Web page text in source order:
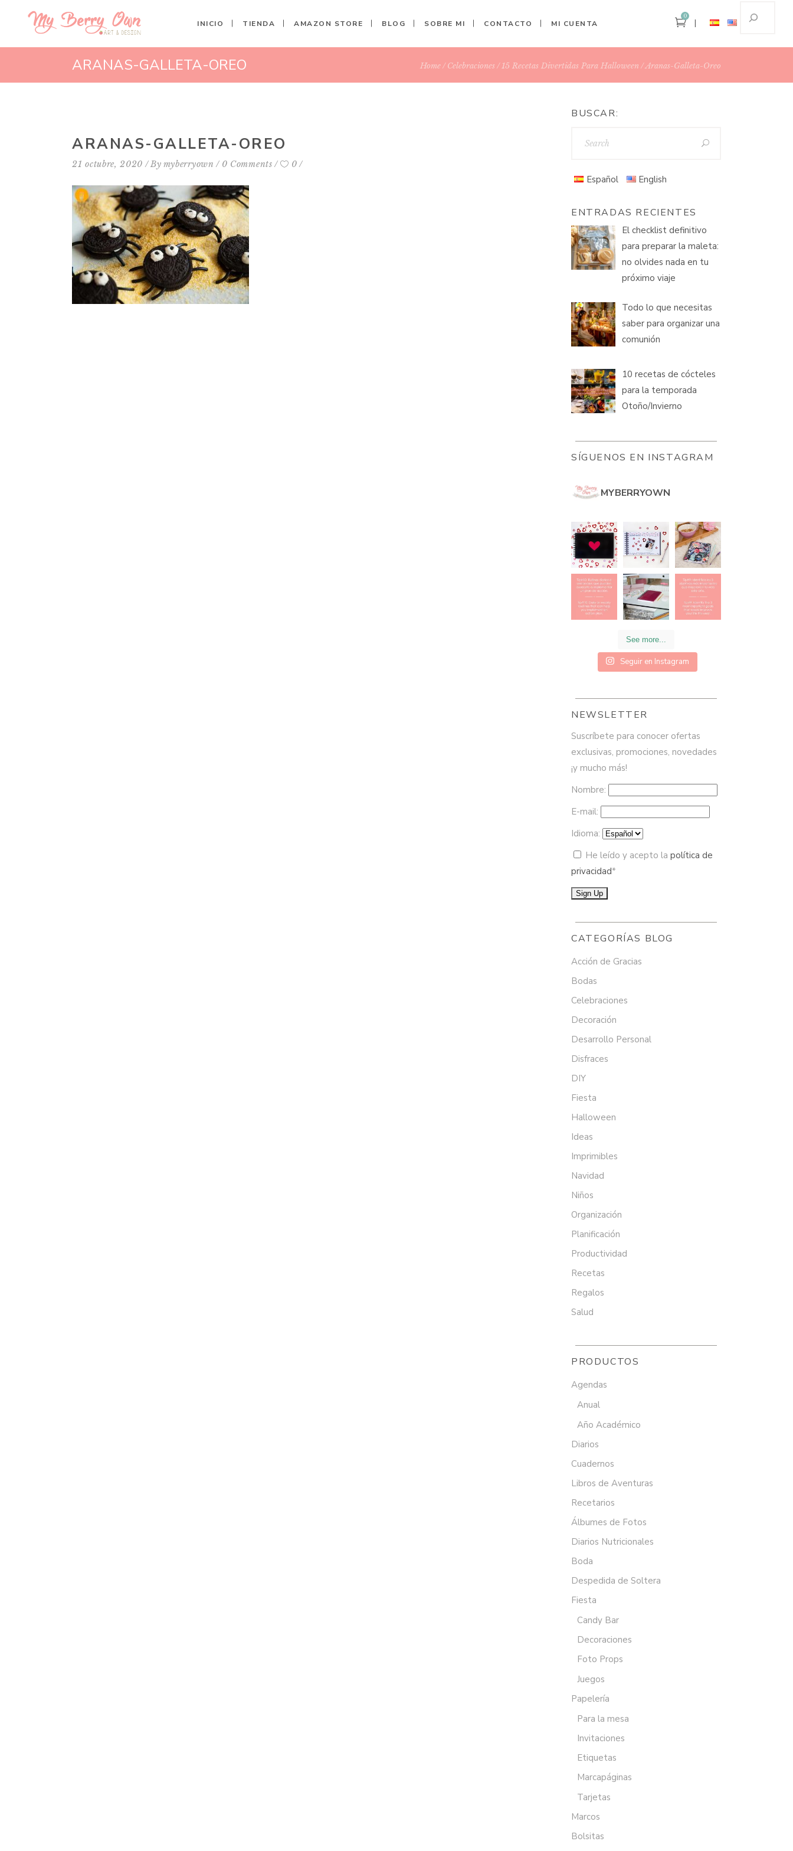
INICIO TIENDA AMAZON STORE BLOG SOBRE MI CONTACTO MI CUENTA
0
ARANAS-GALLETA-OREO Home Celebraciones 15 Recetas Divertidas Para Halloween Aranas-Galleta-Oreo
ARANAS-GALLETA-OREO
21 octubre, 2020 By myberryown 0 Comments 0
BUSCAR:
Español English
ENTRADAS RECIENTES
El checklist definitivo
para preparar la maleta:
no olvides nada en tu
próximo viaje
Todo lo que necesitas
saber para organizar una
comunión
10 recetas de cócteles
para la temporada
Otoño/Invierno
SÍGUENOS EN INSTAGRAM
MYBERRYOWN
See more...
Seguir en Instagram
NEWSLETTER
Suscríbete para conocer ofertas
exclusivas, promociones, novedades
¡y mucho más!
Nombre:
E-mail:
Idioma:
He leído y acepto la política de
privacidad*
CATEGORÍAS BLOG
Acción de Gracias
Bodas
Celebraciones
Decoración
Desarrollo Personal
Disfraces
DIY
Fiesta
Halloween
Ideas
Imprimibles
Navidad
Niños
Organización
Planificación
Productividad
Recetas
Regalos
Salud
PRODUCTOS
Agendas
Anual
Año Académico
Diarios
Cuadernos
Libros de Aventuras
Recetarios
Álbumes de Fotos
Diarios Nutricionales
Boda
Despedida de Soltera
Fiesta
Candy Bar
Decoraciones
Foto Props
Juegos
Papelería
Para la mesa
Invitaciones
Etiquetas
Marcapáginas
Tarjetas
Marcos
Bolsitas